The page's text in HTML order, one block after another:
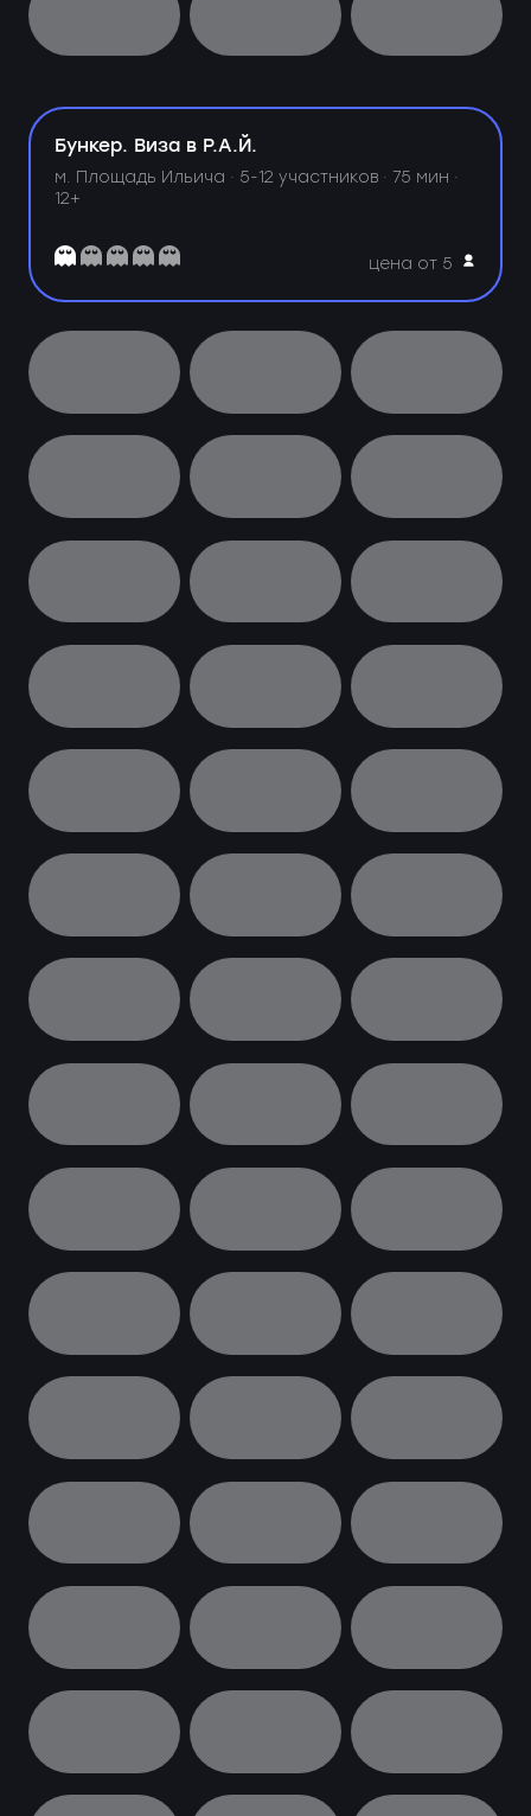
Бункер. Виза в Р.А.Й.
м. Площадь Ильича · 5-12 участников · 75 мин ·
12+
цена от 5